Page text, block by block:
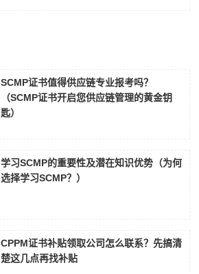
SCMP证书值得供应链专业报考吗？
（SCMP证书开启您供应链管理的黄金钥
匙）
学习SCMP的重要性及潜在知识优势（为何
选择学习SCMP？）
CPPM证书补贴领取公司怎么联系？先搞清
楚这几点再找补贴